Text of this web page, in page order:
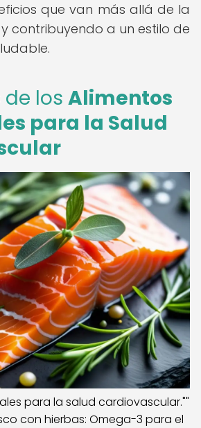
que van más allá de la
contribuyendo a un estilo de
los Alimentos
para la Salud
para la salud cardiovascular.""
con hierbas: Omega-3 para el